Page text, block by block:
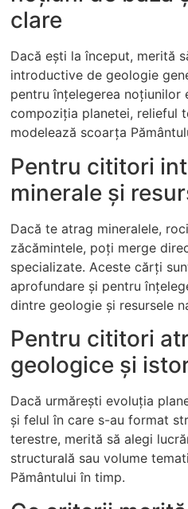
clare
Dacă ești la început, merită
introductive de geologie
pentru înțelegerea noțiunilor
compoziția planetei, relieful
modelează scoarța
Pentru cititori
minerale și
Dacă te atrag mineralele,
zăcămintele, poți merge
specializate. Aceste cărți
aprofundare și pentru
dintre geologie și resursele
Pentru cititori
geologice și
Dacă urmărești evoluția
și felul în care s-au format
terestre, merită să alegi
structurală sau volume
Pământului în timp.